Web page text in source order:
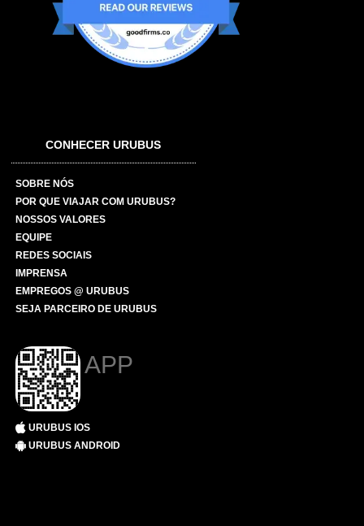
CONHECER URUBUS
SOBRE NÓS
POR QUE VIAJAR COM URUBUS?
NOSSOS VALORES
EQUIPE
REDES SOCIAIS
IMPRENSA
EMPREGOS @ URUBUS
SEJA PARCEIRO DE URUBUS
APP
URUBUS IOS
URUBUS ANDROID